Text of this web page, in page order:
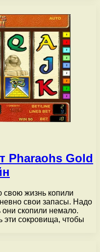
Pharaohs Gold
жизнь копили
свои запасы. Надо
они скопили немало.
эти сокровища, чтобы